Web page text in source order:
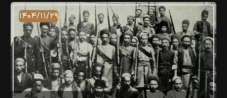
۱۴۰۴/۱۱/۲۹